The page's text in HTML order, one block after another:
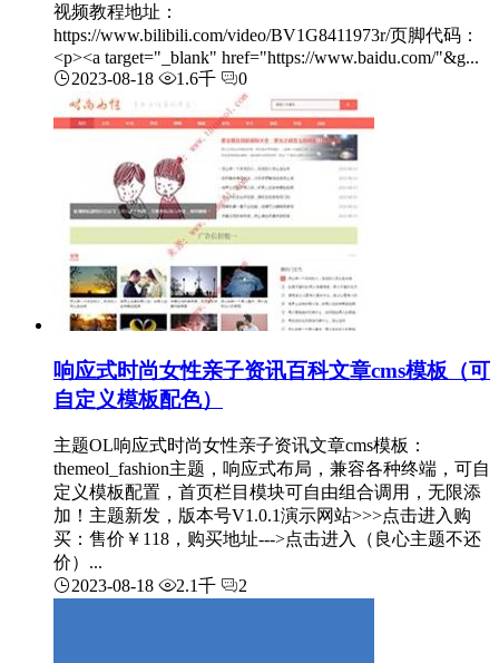
视频教程地址：
https://www.bilibili.com/video/BV1G8411973r/页脚代码：
<p><a target="_blank" href="https://www.baidu.com/"&g...
2023-08-18
1.6千 0
响应式时尚女性亲子资讯百科文章cms模板（可
自定义模板配色）
主题OL响应式时尚女性亲子资讯文章cms模板：
themeol_fashion主题，响应式布局，兼容各种终端，可自
定义模板配置，首页栏目模块可自由组合调用，无限添
加！主题新发，版本号V1.0.1演示网站>>>点击进入购
买：售价￥118，购买地址--->点击进入（良心主题不还
价）...
2023-08-18
2.1千 2